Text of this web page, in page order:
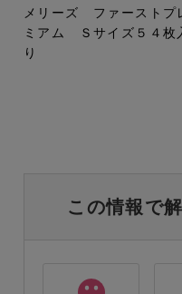
メリーズ ファーストプ
ミアム Ｓサイズ５４枚
り
この情報で